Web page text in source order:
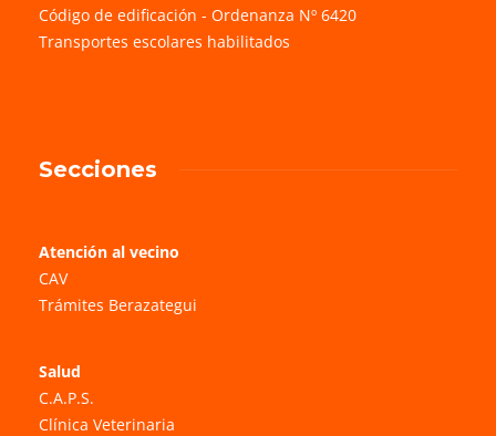
Código de edificación - Ordenanza Nº 6420
Transportes escolares habilitados
Secciones
Atención al vecino
CAV
Trámites Berazategui
Salud
C.A.P.S.
Clínica Veterinaria